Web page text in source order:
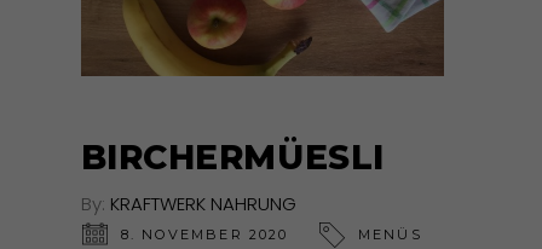
BIRCHERMÜESLI
By: KRAFTWERK NAHRUNG
8. NOVEMBER 2020 MENÜS